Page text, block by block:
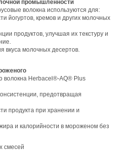
промышленности
волокна используются для:
йогуртов, кремов и других молочных
продуктов, улучшая их текстуру и
вкуса молочных десертов.
волокна Herbacel®-AQ® Plus
предотвращая
продукта при хранении и
и калорийности в мороженом без
смесей
округ
Пилюгина, д.